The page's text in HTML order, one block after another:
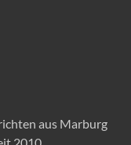
aus Marburg